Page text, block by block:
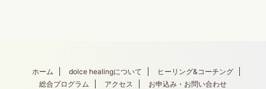
ホーム dolce healingについて
ヒーリング&コーチング
総合プログラム
アクセス お申込み・お問い合わせ